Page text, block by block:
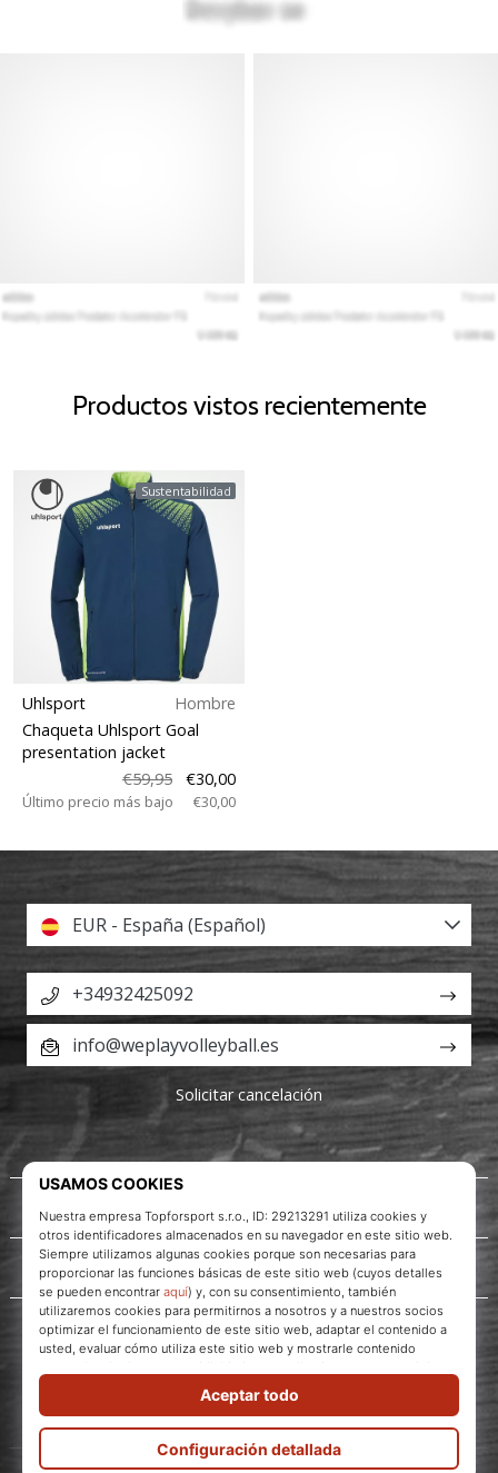
Productos vistos recientemente
Sustentabilidad
Uhlsport
Hombre
Chaqueta Uhlsport Goal
presentation jacket
€59,95
€30,00
Último precio más bajo €30,00
WePlayVolleyball.es
Acerca de nosotros
Servicio al cliente
EUR - España (Español)
+34932425092
info@weplayvolleyball.es
Solicitar cancelación